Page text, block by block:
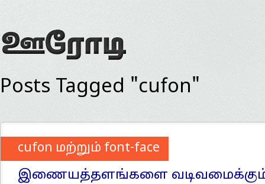
Posts Tagged "cufon"
cufon மற்றும் font-face
இணையத்தளங்களை